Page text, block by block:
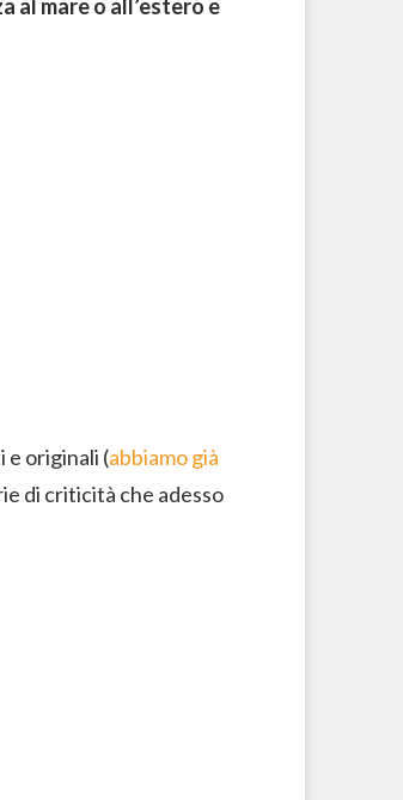
al mare o all’estero e
e originali (abbiamo già
di criticità che adesso